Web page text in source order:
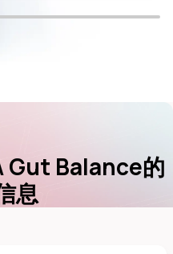
Gut Balance的
息